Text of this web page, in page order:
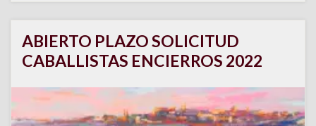
ABIERTO PLAZO SOLICITUD
CABALLISTAS ENCIERROS 2022